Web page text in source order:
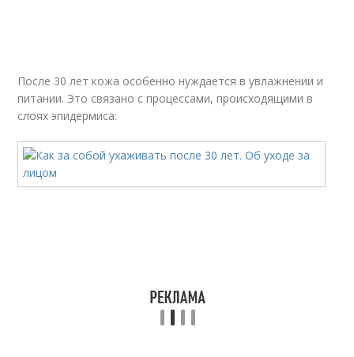
После 30 лет кожа особенно нуждается в увлажнении и
питании. Это связано с процессами, происходящими в
слоях эпидермиса: